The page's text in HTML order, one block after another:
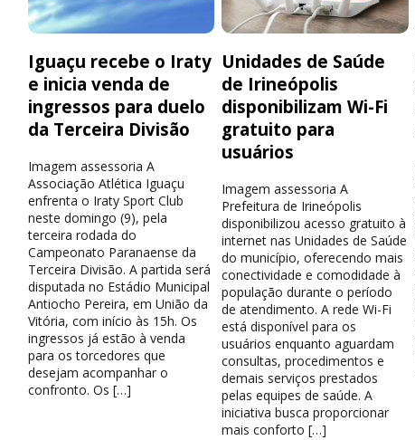
Iguaçu recebe o Iraty
e inicia venda de
ingressos para duelo
da Terceira Divisão
Imagem assessoria A
Associação Atlética Iguaçu
enfrenta o Iraty Sport Club
neste domingo (9), pela
terceira rodada do
Campeonato Paranaense da
Terceira Divisão. A partida será
disputada no Estádio Municipal
Antiocho Pereira, em União da
Vitória, com início às 15h. Os
ingressos já estão à venda
para os torcedores que
desejam acompanhar o
confronto. Os […]
Unidades de Saúde
de Irineópolis
disponibilizam Wi-Fi
gratuito para
usuários
Imagem assessoria A
Prefeitura de Irineópolis
disponibilizou acesso gratuito à
internet nas Unidades de Saúde
do município, oferecendo mais
conectividade e comodidade à
população durante o período
de atendimento. A rede Wi-Fi
está disponível para os
usuários enquanto aguardam
consultas, procedimentos e
demais serviços prestados
pelas equipes de saúde. A
iniciativa busca proporcionar
mais conforto […]